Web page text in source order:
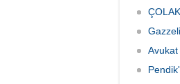
Avukat